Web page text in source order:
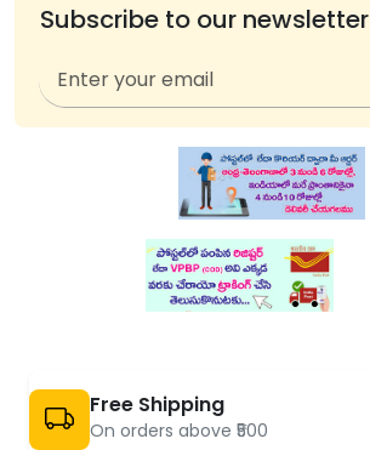
Subscribe to our newsletter
Free Shipping
On orders above ₹500